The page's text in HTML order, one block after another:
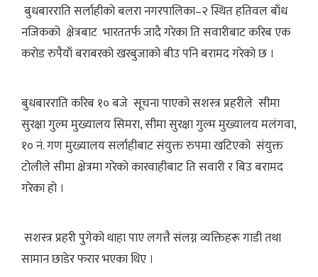
बुधबारराति सर्लाहीको बलरा नगरपालिका–२ स्थित हतिवल बाँध
नजिकको क्षेत्रबाट भारततर्फ जादै गरेका ति सवारीबाट करिब एक
करोड रुपैयाँ बराबरको खरबुजाको बीउ पनि बरामद गरेको छ ।
बुधबारराति करिब १० बजे सूचना पाएको सशस्त्र प्रहरीले सीमा
सुरक्षा गुल्म मुख्यालय सिमरा, सीमा सुरक्षा गुल्म मुख्यालय मलंगवा,
१० नं. गण मुख्यालय सर्लाहीबाट संयुक्त रुपमा खटिएको संयुक्त
टोलीले सीमा क्षेत्रमा गरेको कारवाहीबाट ति सवारी र बिउ बरामद
गरेका हो ।
सशस्त्र प्रहरी पुगेको थाहा पाए लगत्तै संलग्न व्यक्तिहरू गाडी तथा
सामान छाडेर फरार भएका थिए ।